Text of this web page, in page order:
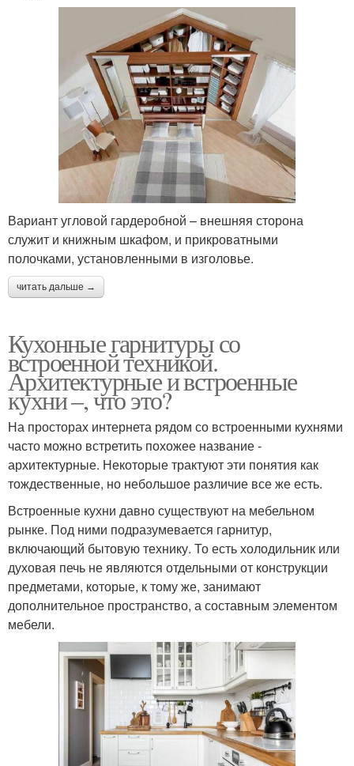
Вариант угловой гардеробной – внешняя сторона
служит и книжным шкафом, и прикроватными
полочками, установленными в изголовье.
читать дальше →
Кухонные гарнитуры со
встроенной техникой.
Архитектурные и встроенные
кухни –, что это?
На просторах интернета рядом со встроенными кухнями
часто можно встретить похожее название -
архитектурные. Некоторые трактуют эти понятия как
тождественные, но небольшое различие все же есть.
Встроенные кухни давно существуют на мебельном
рынке. Под ними подразумевается гарнитур,
включающий бытовую технику. То есть холодильник или
духовая печь не являются отдельными от конструкции
предметами, которые, к тому же, занимают
дополнительное пространство, а составным элементом
мебели.